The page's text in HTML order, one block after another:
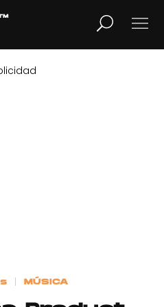
LIFESTYLE
MÚSICA